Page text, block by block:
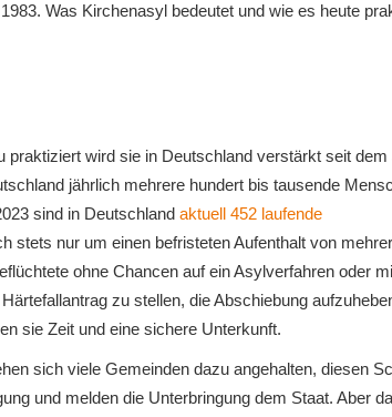
Was Kirchenasyl bedeutet und wie es heute
praktiziert wird sie in Deutschland verstärkt seit dem
jährlich mehrere hundert bis tausende
sind in Deutschland aktuell 452 laufende
stets nur um einen befristeten Aufenthalt von
ohne Chancen auf ein Asylverfahren oder
zu stellen, die Abschiebung
sie Zeit und eine sichere Unterkunft.
sich viele Gemeinden dazu angehalten, diesen
und melden die Unterbringung dem Staat. Aber